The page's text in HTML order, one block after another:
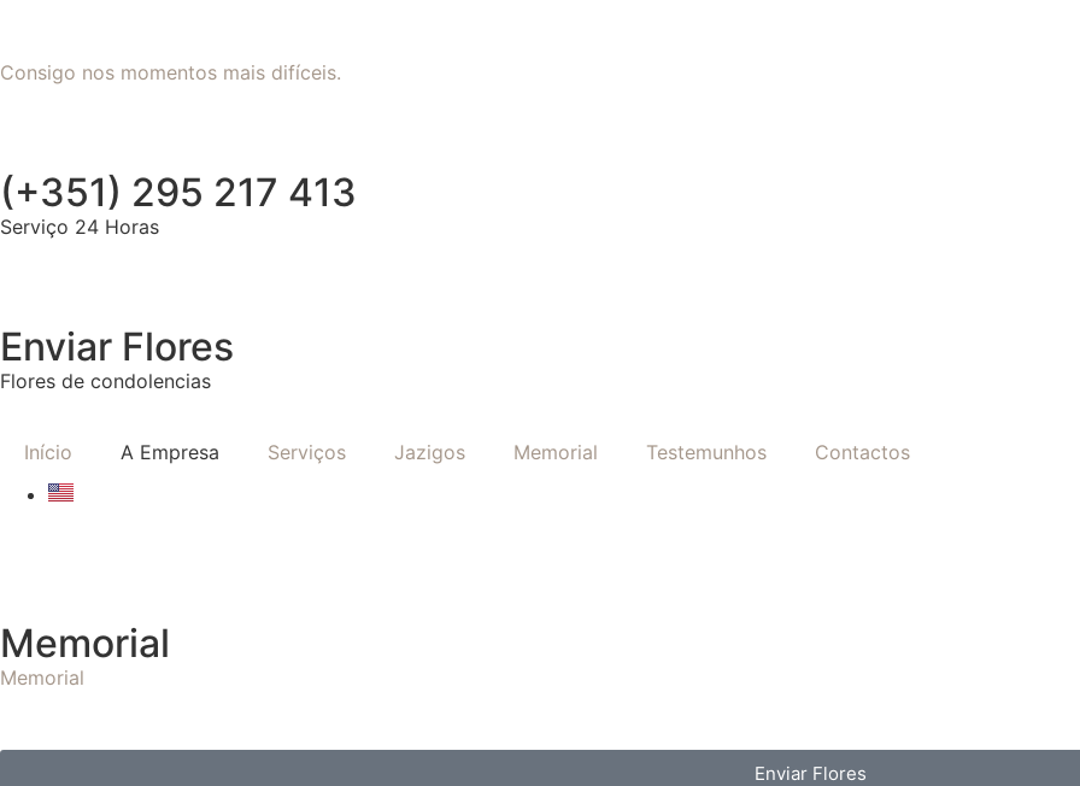
Consigo nos momentos mais difíceis.
(+351) 295 217 413
Serviço 24 Horas
Enviar Flores
Flores de condolencias
Início A Empresa Serviços Jazigos Memorial Testemunhos Contactos
Memorial
Memorial
Enviar Flores